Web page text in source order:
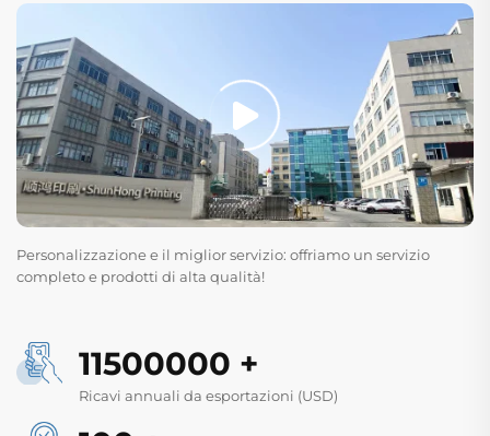
Personalizzazione e il miglior servizio: offriamo un servizio
completo e prodotti di alta qualità!
11500000 +
Ricavi annuali da esportazioni (USD)